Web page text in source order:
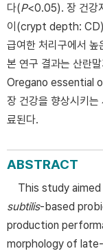
다(P<0.05). 장 건강
이(crypt depth: CD)
급여한 처리구에서
본 연구 결과는 산란
Oregano essential
장 건강을 향상시키
료된다.
ABSTRACT
This study
subtilis-based
production
morphology of